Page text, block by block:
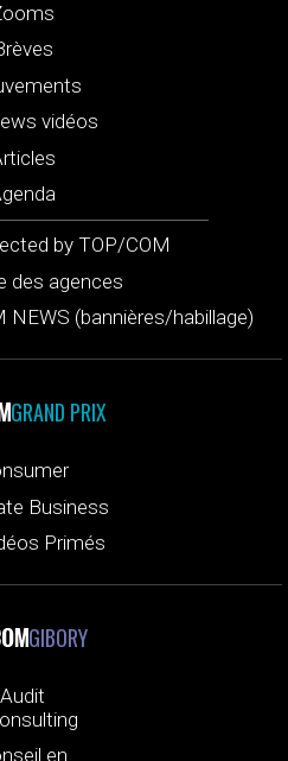
vidéos
by TOP/COM
des agences
NEWS (bannières/habillage)
GRAND PRIX
Business
Primés
GIBORY
Audit
en